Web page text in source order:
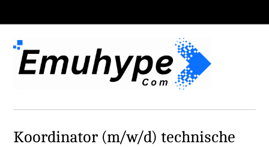
Koordinator (m/w/d) technische